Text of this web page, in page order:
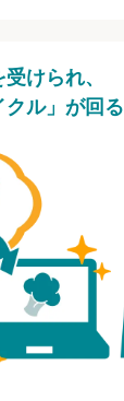
けられ、
ル」が回る